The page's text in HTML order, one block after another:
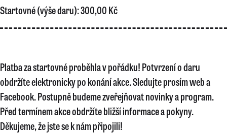
Startovné (výše daru):300,00 Kč
Platba za startovné proběhla v pořádku! Potvrzení o daru
obdržíte elektronicky po konání akce. Sledujte prosím web a
Facebook. Postupně budeme zveřejňovat novinky a program.
Před termínem akce obdržíte bližší informace a pokyny.
Děkujeme, že jste se k nám připojili!